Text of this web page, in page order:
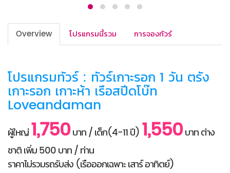
Overview โปรแกรมนี้รวม การจองทัวร์
โปรแกรมทัวร์ : ทัวร์เกาะรอก 1 วัน ตรัง
เกาะรอก เกาะห้า เรือสปีดโบ๊ท
Loveandaman
ผู้ใหญ่1,750บาท / เด็ก(4-11 ปี) 1,550บาท ต่าง
ชาติ เพิ่ม 500 บาท / ท่าน
ราคาไม่รวมรถรับส่ง (เรือออกเฉพาะ เสาร์ อาทิตย์)